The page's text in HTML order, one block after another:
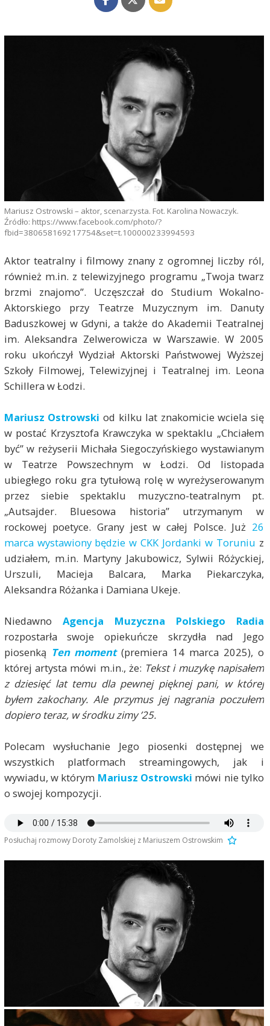
Mariusz Ostrowski – aktor, scenarzysta. Fot. Karolina Nowaczyk.
Źródło: https://www.facebook.com/photo/?
fbid=380658169217754&set=t.100000233994593
Aktor teatralny i filmowy znany z ogromnej liczby ról,
również m.in. z telewizyjnego programu „Twoja twarz
brzmi znajomo”. Uczęszczał do Studium Wokalno-
Aktorskiego przy Teatrze Muzycznym im. Danuty
Baduszkowej w Gdyni, a także do Akademii Teatralnej
im. Aleksandra Zelwerowicza w Warszawie. W 2005
roku ukończył Wydział Aktorski Państwowej Wyższej
Szkoły Filmowej, Telewizyjnej i Teatralnej im. Leona
Schillera w Łodzi.
Mariusz Ostrowski od kilku lat znakomicie wciela się
w postać Krzysztofa Krawczyka w spektaklu „Chciałem
być” w reżyserii Michała Siegoczyńskiego wystawianym
w Teatrze Powszechnym w Łodzi. Od listopada
ubiegłego roku gra tytułową rolę w wyreżyserowanym
przez siebie spektaklu muzyczno-teatralnym pt.
„Autsajder. Bluesowa historia” utrzymanym w
rockowej poetyce. Grany jest w całej Polsce. Już 26
marca wystawiony będzie w CKK Jordanki w Toruniu z
udziałem, m.in. Martyny Jakubowicz, Sylwii Różyckiej,
Urszuli, Macieja Balcara, Marka Piekarczyka,
Aleksandra Różanka i Damiana Ukeje.
Niedawno Agencja Muzyczna Polskiego Radia
rozpostarła swoje opiekuńcze skrzydła nad Jego
piosenką Ten moment(premiera 14 marca 2025), o
której artysta mówi m.in., że: Tekst i muzykę napisałem
z dziesięć lat temu dla pewnej pięknej pani, w której
byłem zakochany. Ale przymus jej nagrania poczułem
dopiero teraz, w środku zimy ’25.
Polecam wysłuchanie Jego piosenki dostępnej we
wszystkich platformach streamingowych, jak i
wywiadu, w którym Mariusz Ostrowski mówi nie tylko
o swojej kompozycji.
Posłuchaj rozmowy Doroty Zamolskiej z Mariuszem Ostrowskim